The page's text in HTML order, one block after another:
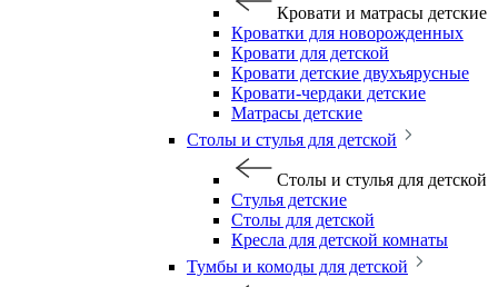
Кровати и матрасы детские
Кроватки для новорожденных
Кровати для детской
Кровати детские двухъярусные
Кровати-чердаки детские
Матрасы детские
Столы и стулья для детской
Столы и стулья для детской
Стулья детские
Столы для детской
Кресла для детской комнаты
Тумбы и комоды для детской